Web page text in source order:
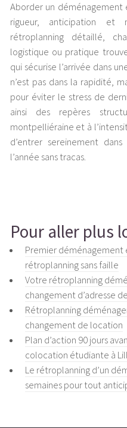
Aborder un
rigueur, anticipation et
rétroplanning détaillé,
logistique ou pratique
qui sécurise l’arrivée dans
n’est pas dans la rapidité,
pour éviter le stress de
ainsi des repères
montpelliéraine et à
d’entrer sereinement
l’année sans tracas.
Pour aller plus
Premier déménagement
rétroplanning sans faille
Votre rétroplanning
changement d’adresse
Rétroplanning
changement de location
Plan d’action 90 jours
colocation étudiante à
Le rétroplanning d’un
semaines pour tout